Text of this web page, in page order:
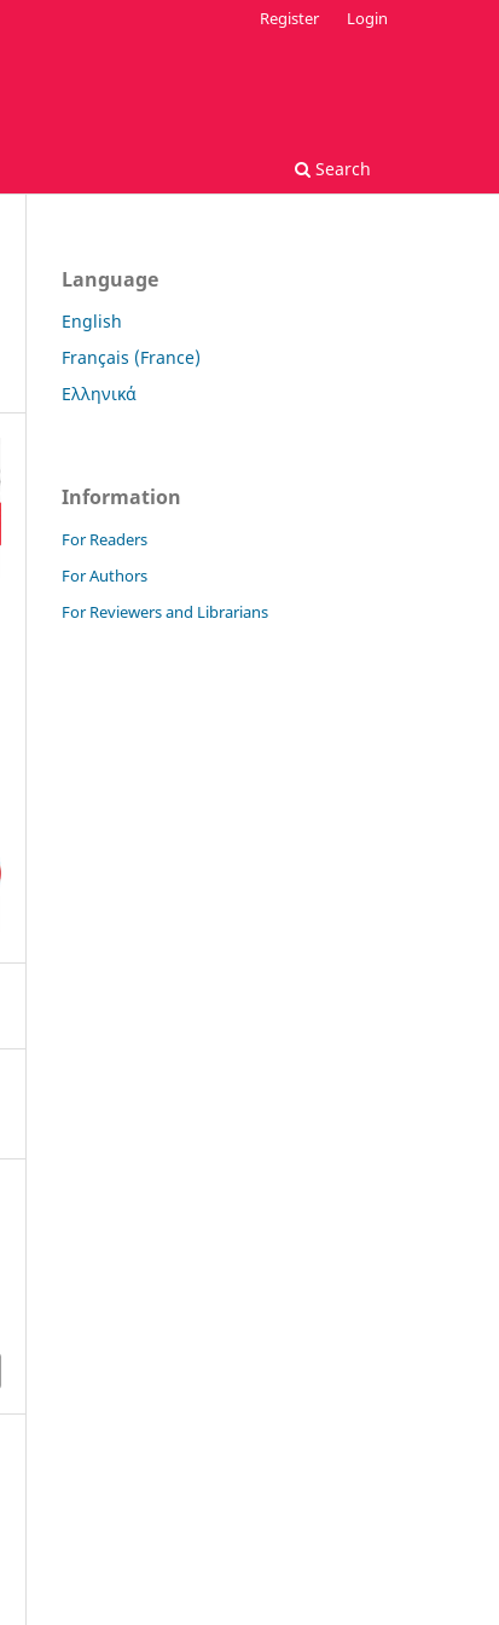
Search
Register Login
Language
English
Français (France)
Ελληνικά
Information
For Readers
For Authors
For Reviewers and Librarians